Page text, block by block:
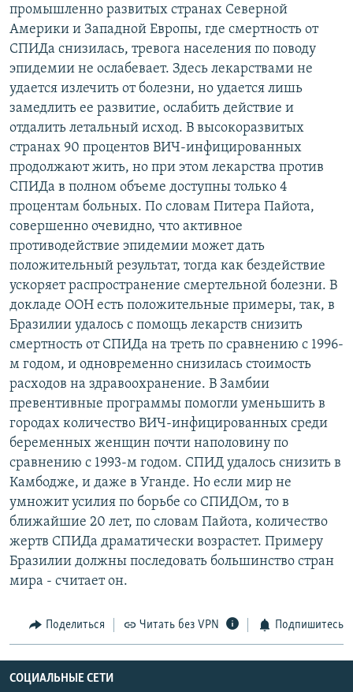
промышленно развитых странах Северной
Америки и Западной Европы, где смертность от
СПИДа снизилась, тревога населения по поводу
эпидемии не ослабевает. Здесь лекарствами не
удается излечить от болезни, но удается лишь
замедлить ее развитие, ослабить действие и
отдалить летальный исход. В высокоразвитых
странах 90 процентов ВИЧ-инфицированных
продолжают жить, но при этом лекарства против
СПИДа в полном объеме доступны только 4
процентам больных. По словам Питера Пайота,
совершенно очевидно, что активное
противодействие эпидемии может дать
положительный результат, тогда как бездействие
ускоряет распространение смертельной болезни. В
докладе ООН есть положительные примеры, так, в
Бразилии удалось с помощь лекарств снизить
смертность от СПИДа на треть по сравнению с 1996-
м годом, и одновременно снизилась стоимость
расходов на здравоохранение. В Замбии
превентивные программы помогли уменьшить в
городах количество ВИЧ-инфицированных среди
беременных женщин почти наполовину по
сравнению с 1993-м годом. СПИД удалось снизить в
Камбодже, и даже в Уганде. Но если мир не
умножит усилия по борьбе со СПИДОм, то в
ближайшие 20 лет, по словам Пайота, количество
жертв СПИДа драматически возрастет. Примеру
Бразилии должны последовать большинство стран
мира - считает он.
Поделиться Читать без VPN Подпишитесь
СОЦИАЛЬНЫЕ СЕТИ